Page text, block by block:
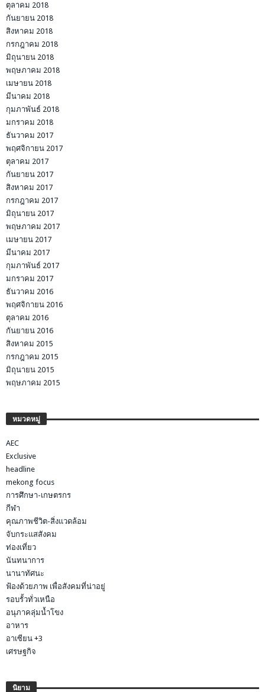
ตุลาคม 2018
กันยายน 2018
สิงหาคม 2018
กรกฎาคม 2018
มิถุนายน 2018
พฤษภาคม 2018
เมษายน 2018
มีนาคม 2018
กุมภาพันธ์ 2018
มกราคม 2018
ธันวาคม 2017
พฤศจิกายน 2017
ตุลาคม 2017
กันยายน 2017
สิงหาคม 2017
กรกฎาคม 2017
มิถุนายน 2017
พฤษภาคม 2017
เมษายน 2017
มีนาคม 2017
กุมภาพันธ์ 2017
มกราคม 2017
ธันวาคม 2016
พฤศจิกายน 2016
ตุลาคม 2016
กันยายน 2016
สิงหาคม 2015
กรกฎาคม 2015
มิถุนายน 2015
พฤษภาคม 2015
หมวดหมู่
AEC
Exclusive
headline
mekong focus
การศึกษา-เกษตรกร
กีฬา
คุณภาพชีวิต-สิ่งแวดล้อม
จับกระแสสังคม
ท่องเที่ยว
นันทนาการ
นานาทัศนะ
ฟ้องด้วยภาพ เพื่อสังคมที่น่าอยู่
รอบรั้วทั่วเหนือ
อนุภาคลุ่มน้ำโขง
อาหาร
อาเซียน +3
เศรษฐกิจ
นิยาม